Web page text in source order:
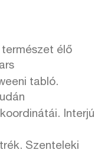
élő
tabló.
Interjú
Szenteleki